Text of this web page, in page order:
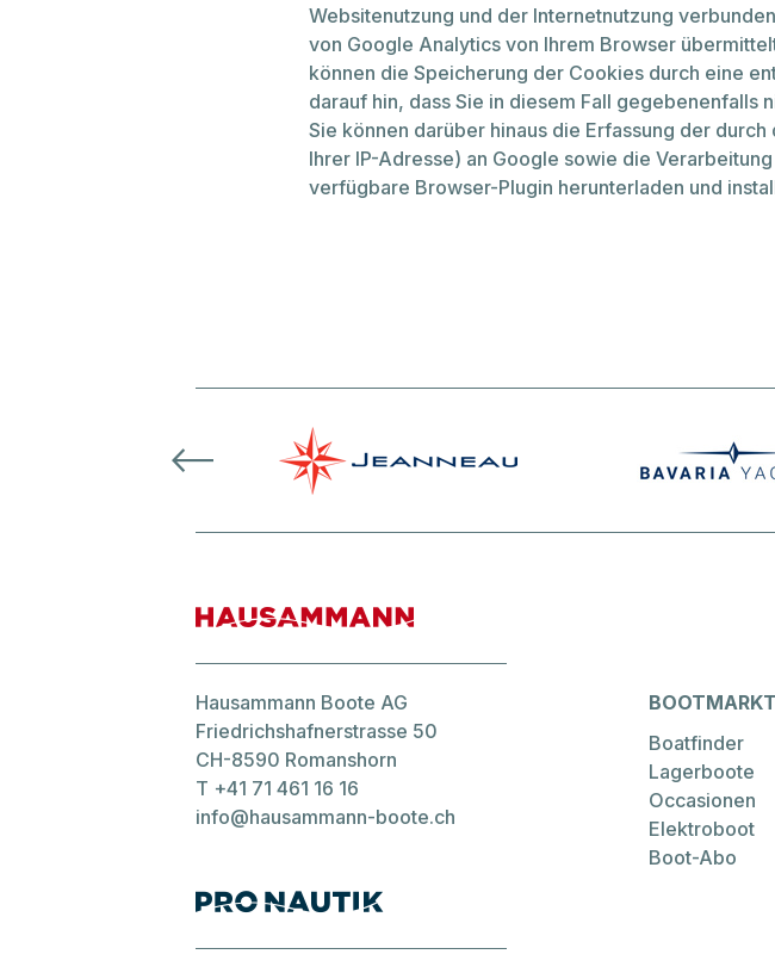
Websitenutzung und der Internetnutzung
von Google Analytics von Ihrem Browser
können die Speicherung der Cookies durch eine
darauf hin, dass Sie in diesem Fall gegebenenfalls
Sie können darüber hinaus die Erfassung der
Ihrer IP-Adresse) an Google sowie die
verfügbare Browser-Plugin herunterladen und
Hausammann Boote AG
Friedrichshafnerstrasse 50
CH-8590 Romanshorn
T +41 71 461 16 16
info@hausammann-boote.ch
BOOTMARKT
Boatfinder
Lagerboote
Occasionen
Elektroboot
Boot-Abo